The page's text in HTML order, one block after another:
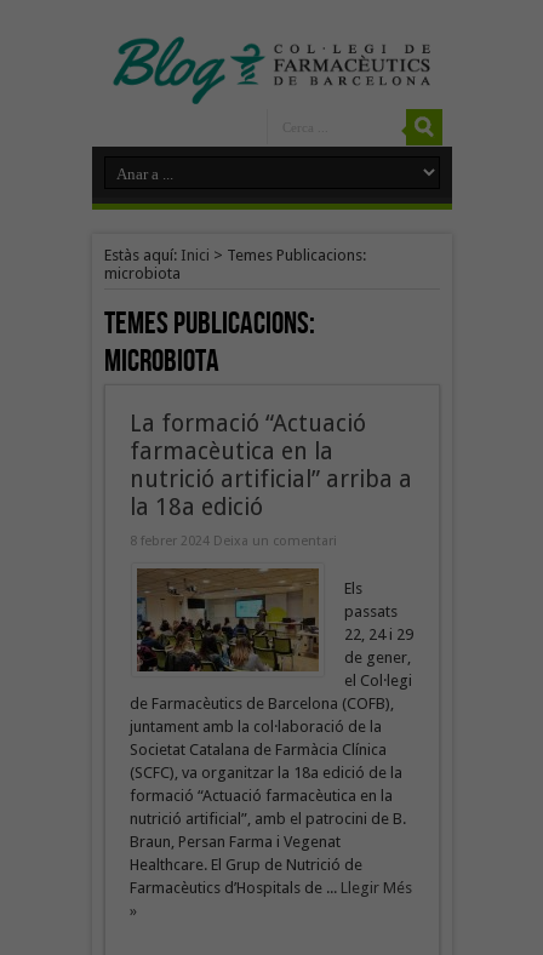
Estàs aquí: Inici > Temes Publicacions:
microbiota
Temes Publicacions:
microbiota
La formació “Actuació
farmacèutica en la
nutrició artificial” arriba a
la 18a edició
8 febrer 2024 Deixa un comentari
Els
passats
22, 24 i 29
de gener,
el Col·legi
de Farmacèutics de Barcelona (COFB),
juntament amb la col·laboració de la
Societat Catalana de Farmàcia Clínica
(SCFC), va organitzar la 18a edició de la
formació “Actuació farmacèutica en la
nutrició artificial”, amb el patrocini de B.
Braun, Persan Farma i Vegenat
Healthcare. El Grup de Nutrició de
Farmacèutics d’Hospitals de ... Llegir Més
»